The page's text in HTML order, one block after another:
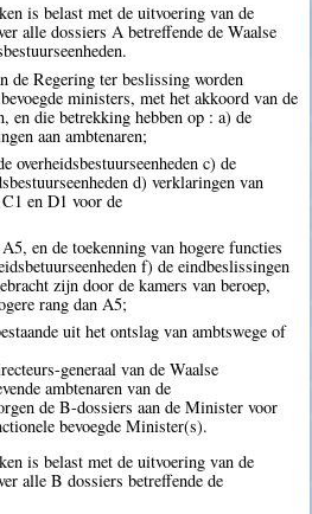
is belast met de uitvoering van de
alle dossiers A betreffende de Waalse
de Regering ter beslissing worden
ministers, met het akkoord van de
en die betrekking hebben op : a) de
aan ambtenaren;
overheidsbestuurseenheden c) de
d) verklaringen van
en D1 voor de
en de toekenning van hogere functies
f) de eindbeslissingen
zijn door de kamers van beroep,
rang dan A5;
uit het ontslag van ambtswege of
generaal van de Waalse
ambtenaren van de
de B-dossiers aan de Minister voor
bevoegde Minister(s).
is belast met de uitvoering van de
alle B dossiers betreffende de